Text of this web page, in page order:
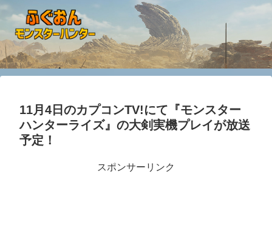
11月4日のカプコンTV!にて『モンスター
ハンターライズ』の大剣実機プレイが放送
予定！
スポンサーリンク